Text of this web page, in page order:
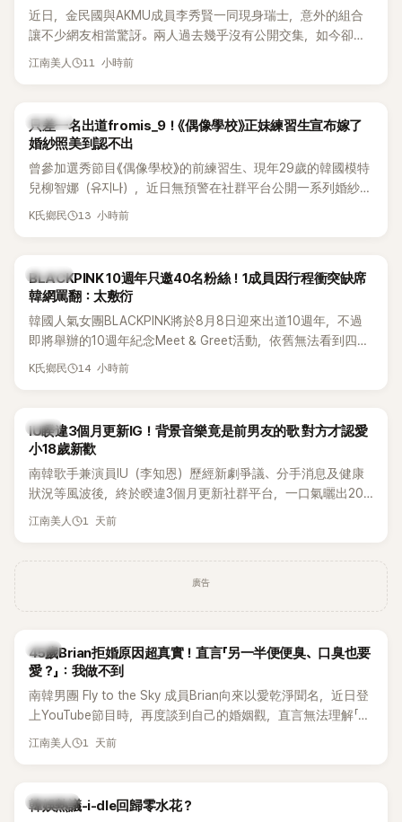
近日，金民國與AKMU成員李秀賢一同現身瑞士，意外的組合
讓不少網友相當驚訝。兩人過去幾乎沒有公開交集，如今卻一
起踏上瑞士之旅，也讓粉絲紛紛好奇：「他們到底是怎麼認識
江南美人 11 小時前
K-POP
只差一名出道fromis_9！《偶像學校》正妹練習生宣布嫁了
婚紗照美到認不出
曾參加選秀節目《偶像學校》的前練習生、現年29歲的韓國模特
兒柳智娜（유지나），近日無預警在社群平台公開一系列婚紗
照，親自宣布即將步入婚姻，消息曝光後讓不少曾追看節目的
K氏鄉民 13 小時前
K-POP
BLACKPINK 10週年只邀40名粉絲！1成員因行程衝突缺席
韓網罵翻：太敷衍
韓國人氣女團BLACKPINK將於8月8日迎來出道10週年，不過
即將舉辦的10週年紀念Meet & Greet活動，依舊無法看到四人
合體。根據韓媒《MyDaily》7日報導，當天將由Jisoo（智秀）、
K氏鄉民 14 小時前
韓星
IU睽違3個月更新IG！背景音樂竟是前男友的歌 對方才認愛
小18歲新歡
南韓歌手兼演員IU（李知恩）歷經新劇爭議、分手消息及健康
狀況等風波後，終於睽違3個月更新社群平台，一口氣曬出20
張近況照，讓大批粉絲又驚又喜。不過，比起照片本身，更引
江南美人 1 天前
廣告
韓星
45歲Brian拒婚原因超真實！直言「另一半便便臭、口臭也要
愛？」：我做不到
南韓男團 Fly to the Sky 成員Brian向來以愛乾淨聞名，近日登
上YouTube節目時，再度談到自己的婚姻觀，直言無法理解「連
另一半的口臭、便便臭都要愛」這種說法，更大方表明自己是不
江南美人 1 天前
熱議討論
韓娛熱議-i-dle回歸零水花？